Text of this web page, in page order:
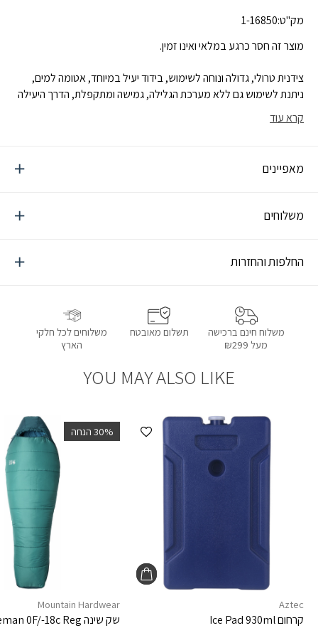
מק"ט:1-16850
מוצר זה חסר כרגע במלאי ואינו זמין.
צידנית טרולי, גדולה ונוחה לשימוש, בידוד יעיל במיוחד, אטומה למים,
ניתנת לשימוש גם ללא מערכת הגלילה, גמישה ומתקפלת, הדרך היעילה
קרא עוד
מאפיינים
משלוחים
החלפות והחזרות
משלוח חינם ברכישה
מעל ₪299
תשלום מאובטח
משלוחים לכל חלקי
הארץ
YOU MAY ALSO LIKE
הוספה למועדפים
Aztec
קרחוםIce Pad 930ml
‫30% הנחה
Mountain Hardwear
שק שינה0F/-18c Reg